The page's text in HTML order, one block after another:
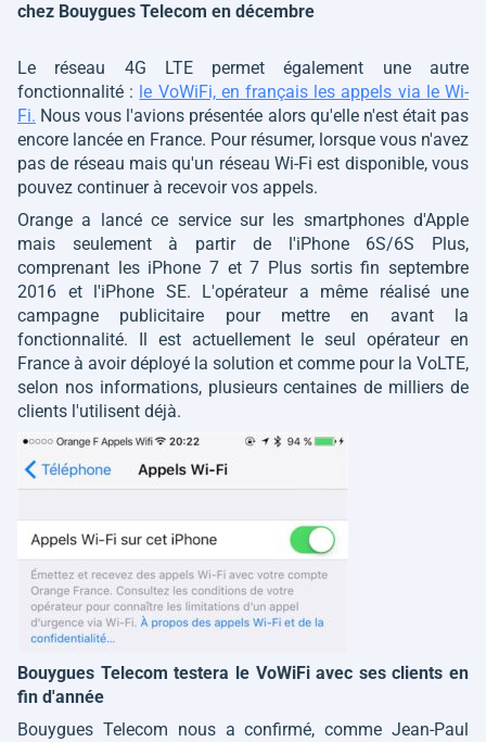
chez Bouygues Telecom en décembre
Le réseau 4G LTE permet également une autre
fonctionnalité : le VoWiFi, en français les appels via le Wi-
Fi. Nous vous l'avions présentée alors qu'elle n'est était pas
encore lancée en France. Pour résumer, lorsque vous n'avez
pas de réseau mais qu'un réseau Wi-Fi est disponible, vous
pouvez continuer à recevoir vos appels.
Orange a lancé ce service sur les smartphones d'Apple
mais seulement à partir de l'iPhone 6S/6S Plus,
comprenant les iPhone 7 et 7 Plus sortis fin septembre
2016 et l'iPhone SE. L'opérateur a même réalisé une
campagne publicitaire pour mettre en avant la
fonctionnalité. Il est actuellement le seul opérateur en
France à avoir déployé la solution et comme pour la VoLTE,
selon nos informations, plusieurs centaines de milliers de
clients l'utilisent déjà.
Bouygues Telecom testera le VoWiFi avec ses clients en
fin d'année
Bouygues Telecom nous a confirmé, comme Jean-Paul